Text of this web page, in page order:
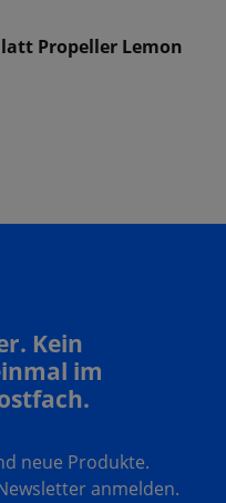
Propeller Lemon
Kein
im
neue Produkte.
anmelden.